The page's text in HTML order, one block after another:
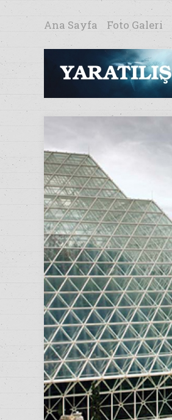
Ana Sayfa Foto Galeri